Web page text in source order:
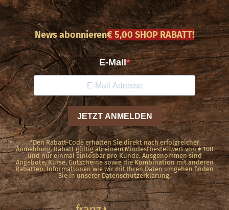
News abonnieren€ 5,00 SHOP RABATT!
*Den Rabatt-Code erhalten Sie direkt nach erfolgreicher
Anmeldung. Rabatt gültig ab einem Mindestbestellwert von € 100
und nur einmal einlösbar pro Kunde. Ausgenommen sind
Angebote, Kurse, Gutscheine sowie die Kombination mit anderen
Rabatten. Informationen wie wir mit Ihren Daten umgehen finden
Sie in unserer Datenschutzerklärung.